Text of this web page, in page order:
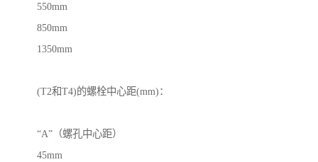
550mm
850mm
1350mm
(T2和T4)的螺栓中心距(mm)：
“A”（螺孔中心距）
45mm